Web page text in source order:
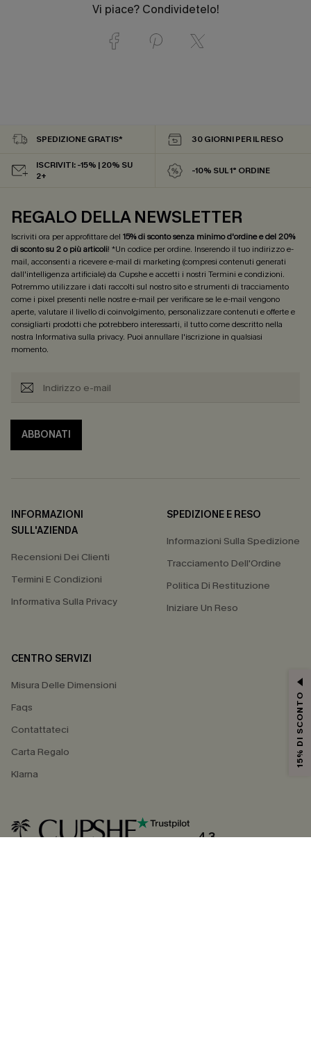
Vi piace? Condividetelo!
SPEDIZIONE GRATIS* 30 GIORNI PER IL RESO
ISCRIVITI: -15% | 20% SU
2+
-10% SUL 1° ORDINE
REGALO DELLA NEWSLETTER
Iscriviti ora per approfittare del 15% di sconto senza minimo d'ordine e del 20%
di sconto su 2 o più articoli! *Un codice per ordine. Inserendo il tuo indirizzo e-
mail, acconsenti a ricevere e-mail di marketing (compresi contenuti generati
dall'intelligenza artificiale) da Cupshe e accetti i nostri Termini e condizioni.
Potremmo utilizzare i dati raccolti sul nostro sito e strumenti di tracciamento
come i pixel presenti nelle nostre e-mail per verificare se le e-mail vengono
aperte, valutare il livello di coinvolgimento, personalizzare contenuti e offerte e
consigliarti prodotti che potrebbero interessarti, il tutto come descritto nella
nostra Informativa sulla privacy. Puoi annullare l'iscrizione in qualsiasi
momento.
ABBONATI
INFORMAZIONI
SULL'AZIENDA
Recensioni Dei Clienti
Termini E Condizioni
Informativa Sulla Privacy
SPEDIZIONE E RESO
Informazioni Sulla Spedizione
Tracciamento Dell'Ordine
Politica Di Restituzione
Iniziare Un Reso
CENTRO SERVIZI
Misura Delle Dimensioni
Faqs
Contattateci
Carta Regalo
Klarna
4.3
15% DI SCONTO